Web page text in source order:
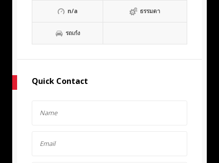
n/a ธรรมดา
รถเก๋ง
Quick Contact